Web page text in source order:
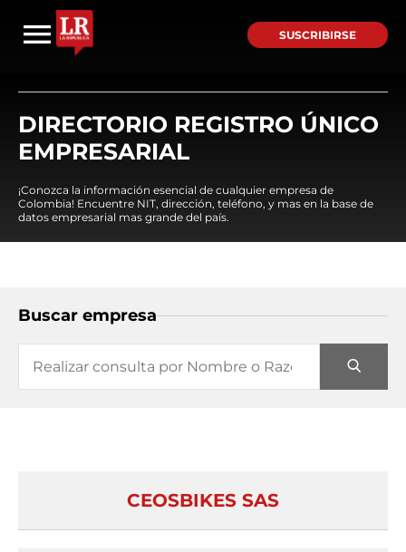
SUSCRIBIRSE
DIRECTORIO REGISTRO ÚNICO
EMPRESARIAL
¡Conozca la información esencial de cualquier empresa de
Colombia! Encuentre NIT, dirección, teléfono, y mas en la base de
datos empresarial mas grande del país.
Buscar empresa
CEOSBIKES SAS